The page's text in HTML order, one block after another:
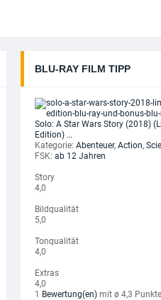
BLU-RAY FILM TIPP
Solo: A Star Wars Story (2018)
Edition) …
Kategorie: Abenteuer, Action,
FSK: ab 12 Jahren
Story
4,0
Bildqualität
5,0
Tonqualität
4,0
Extras
4,0
1
Bewertung(en) mit ø 4,3